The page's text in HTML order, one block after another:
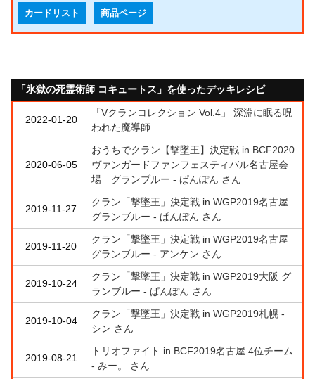
カードリスト 商品ページ
「氷獄の死霊術師 コキュートス」を使ったデッキレシピ
2022-01-20
「Vクランコレクション Vol.4」 深淵に眠る呪
われた魔導師
2020-06-05
おうちでクラン【撃墜王】決定戦 in BCF2020
ヴァンガードファンフェスティバル名古屋会
場 グランブルー - ぱんぽん さん
2019-11-27
クラン「撃墜王」決定戦 in WGP2019名古屋
グランブルー - ぱんぽん さん
2019-11-20
クラン「撃墜王」決定戦 in WGP2019名古屋
グランブルー - アンケン さん
2019-10-24
クラン「撃墜王」決定戦 in WGP2019大阪 グ
ランブルー - ぱんぽん さん
2019-10-04
クラン「撃墜王」決定戦 in WGP2019札幌 -
シン さん
2019-08-21
トリオファイト in BCF2019名古屋 4位チーム
- みー。 さん